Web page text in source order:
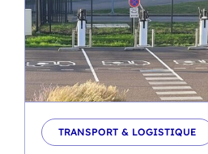
TRANSPORT & LOGISTIQUE